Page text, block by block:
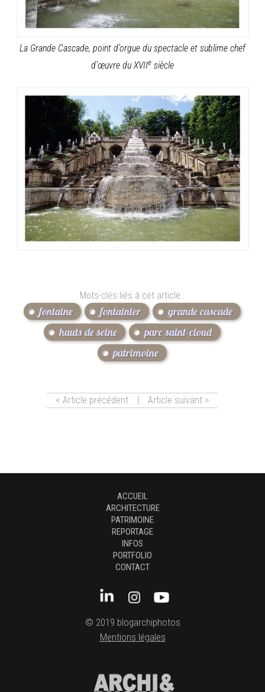
La Grande Cascade, point d’orgue du spectacle et sublime chef
d’œuvre du XVIIesiècle
Mots-clés liés à cet article :
fontaine fontainier
grande cascade
hauts de seine
parc saint-cloud
patrimoine
< Article précédent Article suivant >
ACCUEIL
ARCHITECTURE
PATRIMOINE
REPORTAGE
INFOS
PORTFOLIO
CONTACT
© 2019 blogarchiphotos
Mentions légales